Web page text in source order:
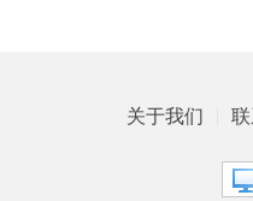
关于我们